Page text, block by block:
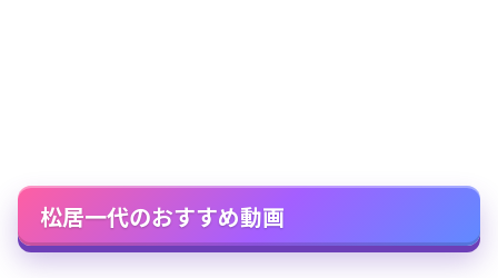
松居一代のおすすめ動画